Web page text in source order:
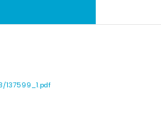
137599_1.pdf